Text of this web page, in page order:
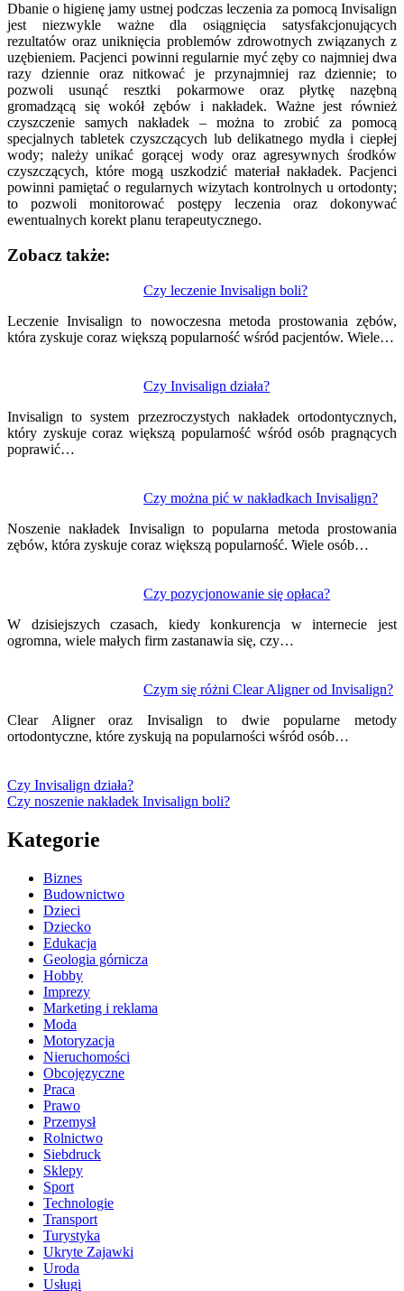
Dbanie o higienę jamy ustnej podczas leczenia za pomocą Invisalign
jest niezwykle ważne dla osiągnięcia satysfakcjonujących
rezultatów oraz uniknięcia problemów zdrowotnych związanych z
uzębieniem. Pacjenci powinni regularnie myć zęby co najmniej dwa
razy dziennie oraz nitkować je przynajmniej raz dziennie; to
pozwoli usunąć resztki pokarmowe oraz płytkę nazębną
gromadzącą się wokół zębów i nakładek. Ważne jest również
czyszczenie samych nakładek – można to zrobić za pomocą
specjalnych tabletek czyszczących lub delikatnego mydła i ciepłej
wody; należy unikać gorącej wody oraz agresywnych środków
czyszczących, które mogą uszkodzić materiał nakładek. Pacjenci
powinni pamiętać o regularnych wizytach kontrolnych u ortodonty;
to pozwoli monitorować postępy leczenia oraz dokonywać
ewentualnych korekt planu terapeutycznego.
Zobacz także:
Czy leczenie Invisalign boli?
Leczenie Invisalign to nowoczesna metoda prostowania zębów,
która zyskuje coraz większą popularność wśród pacjentów. Wiele…
Czy Invisalign działa?
Invisalign to system przezroczystych nakładek ortodontycznych,
który zyskuje coraz większą popularność wśród osób pragnących
poprawić…
Czy można pić w nakładkach Invisalign?
Noszenie nakładek Invisalign to popularna metoda prostowania
zębów, która zyskuje coraz większą popularność. Wiele osób…
Czy pozycjonowanie się opłaca?
W dzisiejszych czasach, kiedy konkurencja w internecie jest
ogromna, wiele małych firm zastanawia się, czy…
Czym się różni Clear Aligner od Invisalign?
Clear Aligner oraz Invisalign to dwie popularne metody
ortodontyczne, które zyskują na popularności wśród osób…
wpisu
Czy Invisalign działa?
Czy noszenie nakładek Invisalign boli?
Kategorie
Biznes
Budownictwo
Dzieci
Dziecko
Edukacja
Geologia górnicza
Hobby
Imprezy
Marketing i reklama
Moda
Motoryzacja
Nieruchomości
Obcojęzyczne
Praca
Prawo
Przemysł
Rolnictwo
Siebdruck
Sklepy
Sport
Technologie
Transport
Turystyka
Ukryte Zajawki
Uroda
Usługi